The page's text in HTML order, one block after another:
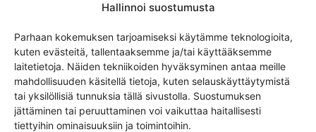
Hallinnoi suostumusta
Parhaan kokemuksen tarjoamiseksi käytämme teknologioita,
kuten evästeitä, tallentaaksemme ja/tai käyttääksemme
laitetietoja. Näiden tekniikoiden hyväksyminen antaa meille
mahdollisuuden käsitellä tietoja, kuten selauskäyttäytymistä
tai yksilöllisiä tunnuksia tällä sivustolla. Suostumuksen
jättäminen tai peruuttaminen voi vaikuttaa haitallisesti
tiettyihin ominaisuuksiin ja toimintoihin.
Get -5%
off?
Yes! I want the discount